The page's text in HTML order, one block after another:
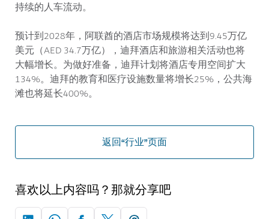
持续的人车流动。
预计到2028年，阿联酋的酒店市场规模将达到9.45万亿
美元（AED 34.7万亿），迪拜酒店和旅游相关活动也将
大幅增长。为做好准备，迪拜计划将酒店专用空间扩大
134%。迪拜的教育和医疗设施数量将增长25%，公共海
滩也将延长400%。
返回“行业”页面
喜欢以上内容吗？那就分享吧